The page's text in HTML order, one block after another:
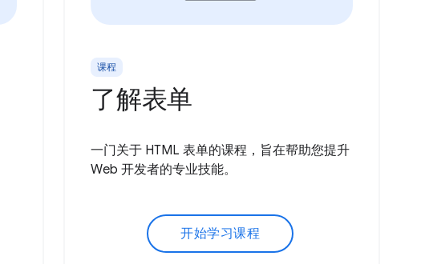
课程
了解表单
一门关于 HTML 表单的课程，旨在帮助您提升
Web 开发者的专业技能。
开始学习课程